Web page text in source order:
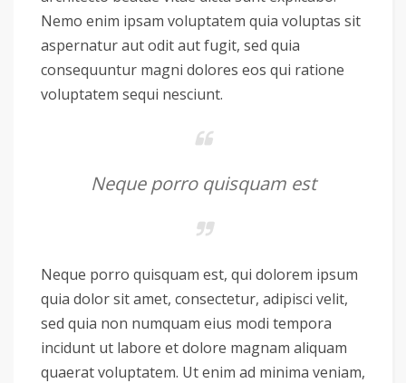
Nemo enim ipsam voluptatem quia voluptas sit
aspernatur aut odit aut fugit, sed quia
consequuntur magni dolores eos qui ratione
voluptatem sequi nesciunt.
Neque porro quisquam est
Neque porro quisquam est, qui dolorem ipsum
quia dolor sit amet, consectetur, adipisci velit,
sed quia non numquam eius modi tempora
incidunt ut labore et dolore magnam aliquam
quaerat voluptatem. Ut enim ad minima veniam,